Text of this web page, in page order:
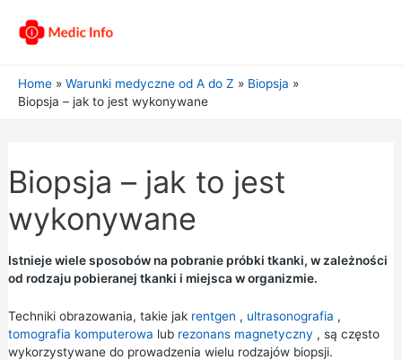
Home Warunki medyczne od A do Z
Biopsja
Biopsja – jak to jest wykonywane
Biopsja – jak to jest
wykonywane
Istnieje wiele sposobów na pobranie próbki tkanki, w zależności
od rodzaju pobieranej tkanki i miejsca w organizmie.
Techniki obrazowania, takie jak rentgen , ultrasonografia ,
tomografia komputerowa lub rezonans magnetyczny , są często
wykorzystywane do prowadzenia wielu rodzajów biopsji.